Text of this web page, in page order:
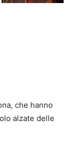
che hanno
alzate delle